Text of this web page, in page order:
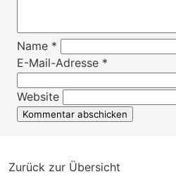
Name *
E-Mail-Adresse *
Website
Zurück zur Übersicht